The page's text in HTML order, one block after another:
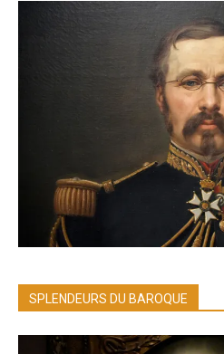
SPLENDEURS DU BAROQUE